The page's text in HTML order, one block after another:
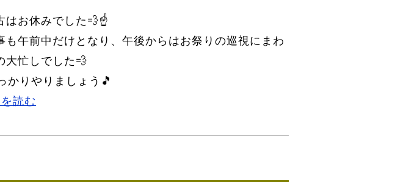
はお休みでした💨☝
午前中だけとなり、午後からはお祭りの巡視にまわ
大忙しでした💨
かりやりましょう🎵
読む